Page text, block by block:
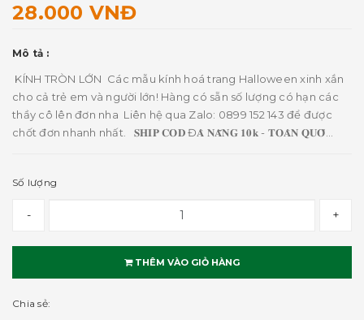
28.000 VNĐ
Mô tả :
KÍNH TRÒN LỚN Các mẫu kính hoá trang Halloween xinh xắn
cho cả trẻ em và người lớn! Hàng có sẵn số lượng có hạn các
thầy cô lên đơn nha Liên hệ qua Zalo: 0899 152 143 để được
chốt đơn nhanh nhất. 𝐒𝐇𝐈𝐏 𝐂𝐎𝐃 Đ𝐀̀ 𝐍𝐀̆̃𝐍𝐆 𝟏𝟎𝐤 - 𝐓𝐎𝐀̀𝐍 𝐐𝐔𝐎̂́...
Số lượng
- +
THÊM VÀO GIỎ HÀNG
Chia sẻ: